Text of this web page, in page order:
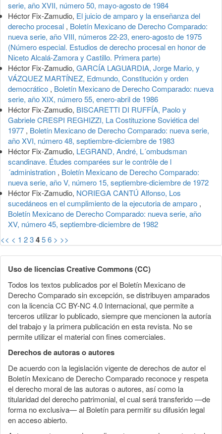
serie, año XVII, número 50, mayo-agosto de 1984
Héctor Fix-Zamudio, El juicio de amparo y la enseñanza del
derecho procesal , Boletín Mexicano de Derecho Comparado:
nueva serie, año VIII, números 22-23, enero-agosto de 1975
(Número especial. Estudios de derecho procesal en honor de
Niceto Alcalá-Zamora y Castillo. Primera parte)
Héctor Fix-Zamudio, GARCÍA LAGUARDIA, Jorge Mario, y
VÁZQUEZ MARTÍNEZ, Edmundo, Constitución y orden
democrático , Boletín Mexicano de Derecho Comparado: nueva
serie, año XIX, número 55, enero-abril de 1986
Héctor Fix-Zamudio, BISCARETTI DI RUFFÍA, Paolo y
Gabriele CRESPI REGHIZZI, La Costituzione Soviética del
1977 , Boletín Mexicano de Derecho Comparado: nueva serie,
año XVI, número 48, septiembre-diciembre de 1983
Héctor Fix-Zamudio, LEGRAND, André, L´ombudsman
scandinave. Études comparées sur le contrôle de l
´administration , Boletín Mexicano de Derecho Comparado:
nueva serie, año V, número 15, septiembre-diciembre de 1972
Héctor Fix-Zamudio, NORIEGA CANTÚ Alfonso, Los
sucedáneos en el cumplimiento de la ejecutoria de amparo ,
Boletín Mexicano de Derecho Comparado: nueva serie, año
XV, número 45, septiembre-diciembre de 1982
<< < 1 23456 > >>
Uso de licencias Creative Commons (CC)
Todos los textos publicados por el Boletín Mexicano de
Derecho Comparado sin excepción, se distribuyen amparados
con la licencia CC BY-NC 4.0 Internacional, que permite a
terceros utilizar lo publicado, siempre que mencionen la autoría
del trabajo y la primera publicación en esta revista. No se
permite utilizar el material con fines comerciales.
Derechos de autoras o autores
De acuerdo con la legislación vigente de derechos de autor el
Boletín Mexicano de Derecho Comparado reconoce y respeta
el derecho moral de las autoras o autores, así como la
titularidad del derecho patrimonial, el cual será transferido —de
forma no exclusiva— al Boletín para permitir su difusión legal
en acceso abierto.